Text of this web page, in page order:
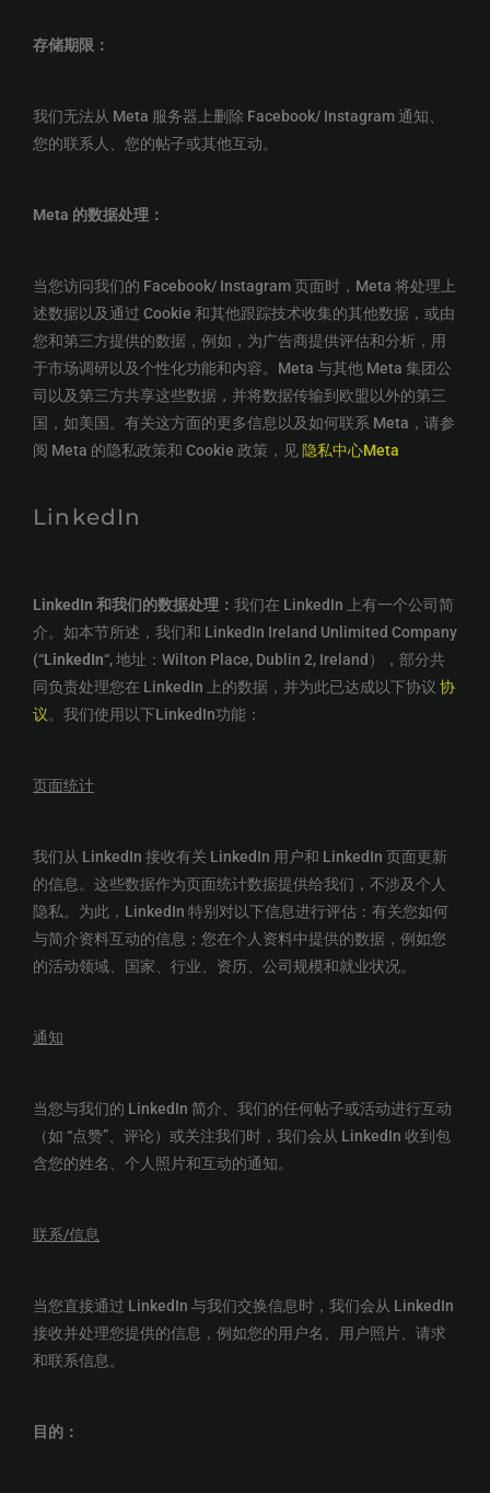
存储期限：
我们无法从 Meta 服务器上删除 Facebook/ Instagram 通知、
您的联系人、您的帖子或其他互动。
Meta 的数据处理：
当您访问我们的 Facebook/ Instagram 页面时，Meta 将处理上
述数据以及通过 Cookie 和其他跟踪技术收集的其他数据，或由
您和第三方提供的数据，例如，为广告商提供评估和分析，用
于市场调研以及个性化功能和内容。Meta 与其他 Meta 集团公
司以及第三方共享这些数据，并将数据传输到欧盟以外的第三
国，如美国。有关这方面的更多信息以及如何联系 Meta，请参
阅 Meta 的隐私政策和 Cookie 政策，见 隐私中心Meta
LinkedIn
LinkedIn 和我们的数据处理： 我们在 LinkedIn 上有一个公司简
介。如本节所述，我们和 LinkedIn Ireland Unlimited Company
(“LinkedIn“, 地址：Wilton Place, Dublin 2, Ireland），部分共
同负责处理您在 LinkedIn 上的数据，并为此已达成以下协议 协
议。我们使用以下LinkedIn功能：
页面统计
我们从 LinkedIn 接收有关 LinkedIn 用户和 LinkedIn 页面更新
的信息。这些数据作为页面统计数据提供给我们，不涉及个人
隐私。为此，LinkedIn 特别对以下信息进行评估：有关您如何
与简介资料互动的信息；您在个人资料中提供的数据，例如您
的活动领域、国家、行业、资历、公司规模和就业状况。
通知
当您与我们的 LinkedIn 简介、我们的任何帖子或活动进行互动
（如 “点赞”、评论）或关注我们时，我们会从 LinkedIn 收到包
含您的姓名、个人照片和互动的通知。
联系/信息
当您直接通过 LinkedIn 与我们交换信息时，我们会从 LinkedIn
接收并处理您提供的信息，例如您的用户名、用户照片、请求
和联系信息。
目的：